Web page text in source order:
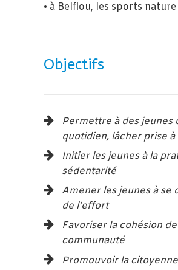
• à Belflou, les sports
Objectifs
Permettre à des jeunes
quotidien, lâcher prise
Initier les jeunes à la
sédentarité
Amener les jeunes à
de l’effort
Favoriser la cohésion
communauté
Promouvoir la